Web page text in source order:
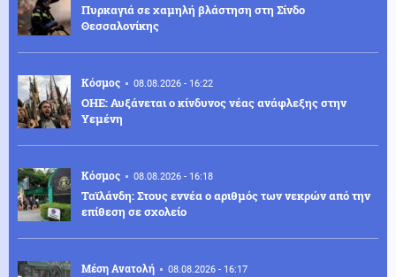
Πυρκαγιά σε χαμηλή βλάστηση στη Σίνδο
Θεσσαλονίκης
Κόσμος 08.08.2026 - 16:22
ΟΗΕ: Αυξάνεται ο κίνδυνος νέας ανάφλεξης στην
Υεμένη
Κόσμος 08.08.2026 - 16:18
Ταϊλάνδη: Στους εννέα ο αριθμός των νεκρών από την
επίθεση σε σχολείο
Μέση Ανατολή 08.08.2026 - 16:17